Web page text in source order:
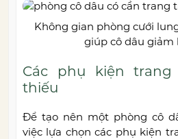
Không gian phòng cưới
giúp cô dâu giảm
Các phụ kiện
thiếu
Để tạo nên một phòng cô
việc lựa chọn các phụ kiện